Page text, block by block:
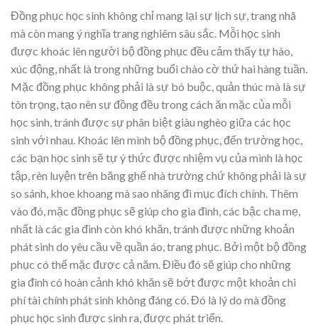
Đồng phục học sinh không chỉ mang lại sự lịch sự, trang nhã
mà còn mang ý nghĩa trang nghiêm sâu sắc. Mỗi học sinh
được khoác lên người bộ đồng phục đều cảm thấy tự hào,
xúc động, nhất là trong những buổi chào cờ thứ hai hàng tuần.
Mặc đồng phục không phải là sự bó buộc, quản thúc mà là sự
tôn trọng, tạo nên sự đồng đều trong cách ăn mặc của mỗi
học sinh, tránh được sự phân biệt giàu nghèo giữa các học
sinh với nhau. Khoác lên mình bộ đồng phục, đến trường học,
các bạn học sinh sẽ tự ý thức được nhiệm vụ của mình là học
tập, rèn luyện trên băng ghế nhà trường chứ không phải là sự
so sánh, khoe khoang mà sao nhãng đi mục đích chính. Thêm
vào đó, mặc đồng phục sẽ giúp cho gia đình, các bậc cha mẹ,
nhất là các gia đình còn khó khăn, tránh được những khoản
phát sinh do yêu cầu về quần áo, trang phục. Bởi một bộ đồng
phục có thể mặc được cả năm. Điều đó sẽ giúp cho những
gia đình có hoàn cảnh khó khăn sẽ bớt được một khoản chi
phí tài chính phát sinh không đáng có. Đó là lý do mà đồng
phục học sinh được sinh ra, được phát triển.